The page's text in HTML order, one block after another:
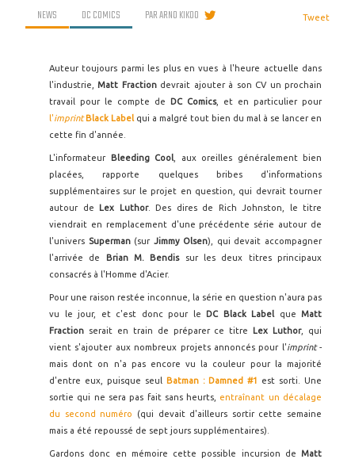
NEWS DC COMICS PARARNO KIKOO Tweet
Auteur toujours parmi les plus en vues à l'heure actuelle dans
l'industrie,Matt Fraction devrait ajouter à son CV un prochain
travail pour le compte de DC Comics, et en particulier pour
l'imprintBlack Label qui a malgré tout bien du mal à se lancer en
cette fin d'année.
L'informateur Bleeding Cool , aux oreilles généralement bien
placées, rapporte quelques bribes d'informations
supplémentaires sur le projet en question, qui devrait tourner
autour de Lex Luthor. Des dires de Rich Johnston, le titre
viendrait en remplacement d'une précédente série autour de
l'univers Superman (sur Jimmy Olsen), qui devait accompagner
l'arrivée de
Brian M. Bendis
sur les deux titres principaux
consacrés à l'Homme d'Acier.
Pour une raison restée inconnue, la série en question n'aura pas
vu le jour, et c'est donc pour le DC Black Label que Matt
Fraction serait en train de préparer ce titre Lex Luthor, qui
vient s'ajouter aux nombreux projets annoncés pour l'imprint-
mais dont on n'a pas encore vu la couleur pour la majorité
d'entre eux, puisque seul Batman : Damned #1 est sorti. Une
sortie qui ne sera pas fait sans heurts, entraînant un décalage
du second numéro
(qui devait d'ailleurs sortir cette semaine
mais a été repoussé de sept jours supplémentaires).
Gardons donc en mémoire cette possible incursion de Matt